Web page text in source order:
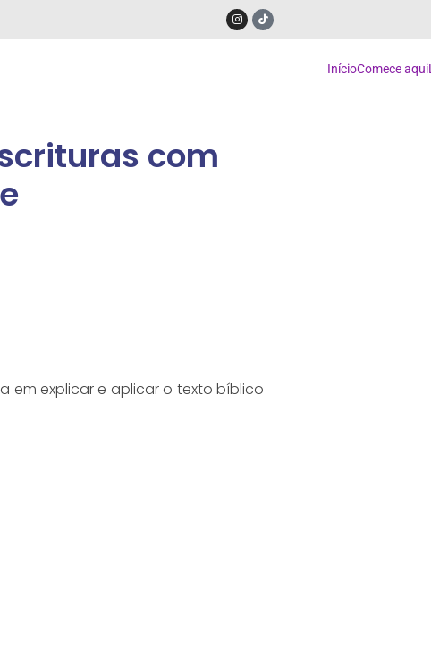
InícioComece aqui
com
em explicar e aplicar o texto bíblico